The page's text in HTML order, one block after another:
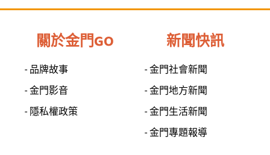
關於金門GO
- 品牌故事
- 金門影音
- 隱私權政策
新聞快訊
- 金門社會新聞
- 金門地方新聞
- 金門生活新聞
- 金門專題報導